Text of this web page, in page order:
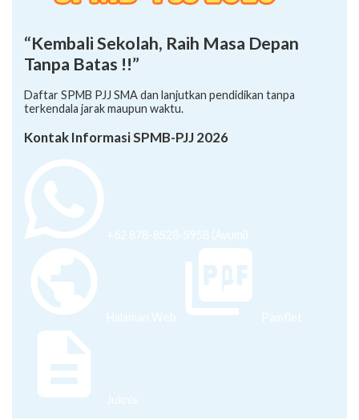
“Kembali Sekolah, Raih Masa Depan
Tanpa Batas !!”
Daftar SPMB PJJ SMA dan lanjutkan pendidikan tanpa
terkendala jarak maupun waktu.
Kontak Informasi SPMB-PJJ 2026
+62 878-8528-5958 (Ayumi)
Halaman Web Pamflet
Juknis